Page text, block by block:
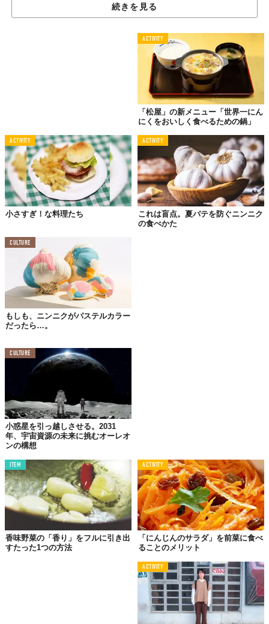
ニンニクを楽しむグラタン料理
©2018 FOOD CREATIVE FACTORY
「世界一おいしい料理」そんな最大級の賞賛で知られるジョージ
うかもしれません。むしろ、“世界一ニンニクをおいしく食べるた
めの料理”の方がふさわしい？だって、丸々1つ使って料理する、
ニンニク増しましの一品だから。
鶏肉を牛乳、サワークリーム、パンと一緒に煮込んでつくる濃厚
なコクがあと引く、グラタンのような料理です。では、欲望のま
まに。
ニンニク：1個
バゲット：適量
鶏もも肉（から揚げ用）：200g
バター：10g
A牛乳：200ml
Aサワークリーム：50g
A塩：小さじ1/5
粗挽き黒こしょう：適量
作り方
【1】ニンニクをみじん切りし、バゲットは一口サイズに切ってト
【2】フライパンにバター、ニンニクを入れて中火で熱し、香りが
立つまで炒めたら、鶏もも肉を加えて色が変わるまで炒める。
続きを見る
ACTIVITY
「松屋」の新メニュー「世界一にん
にくをおいしく食べるための鍋」
ACTIVITY
小さすぎ！な料理たち
ACTIVITY
これは盲点。夏バテを防ぐニンニク
の食べかた
CULTURE
もしも、ニンニクがパステルカラー
だったら…。
CULTURE
小惑星を引っ越しさせる。2031
年、宇宙資源の未来に挑むオーレオ
ンの構想
ITEM
香味野菜の「香り」をフルに引き出
すたった1つの方法
ACTIVITY
「にんじんのサラダ」を前菜に食べ
ることのメリット
ACTIVITY